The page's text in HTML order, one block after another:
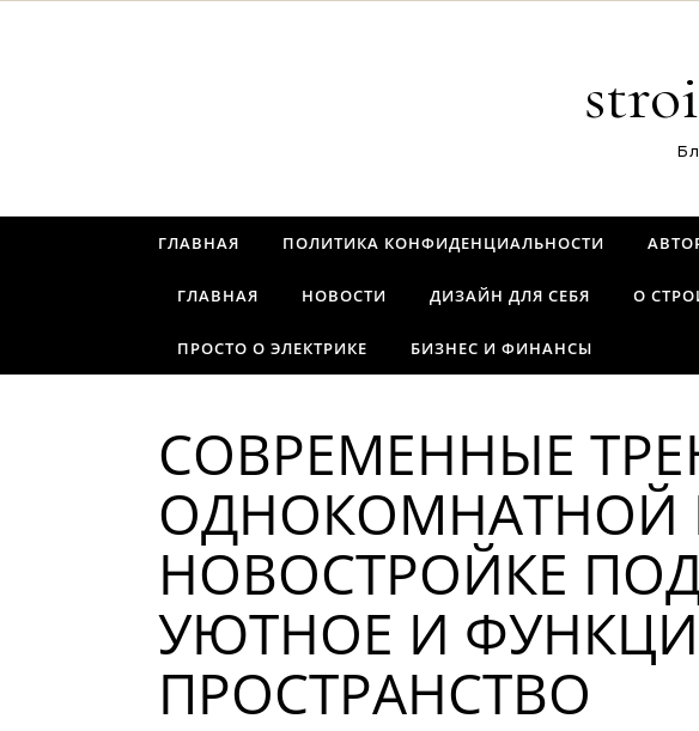
ГЛАВНАЯ ПОЛИТИКА КОНФИДЕНЦИАЛЬНОСТИ
ГЛАВНАЯ НОВОСТИ ДИЗАЙН ДЛЯ СЕБЯ О
ПРОСТО О ЭЛЕКТРИКЕ БИЗНЕС И ФИНАНСЫ
СОВРЕМЕННЫЕ
ОДНОКОМНАТНОЙ
НОВОСТРОЙКЕ
УЮТНОЕ И
ПРОСТРАНСТВО